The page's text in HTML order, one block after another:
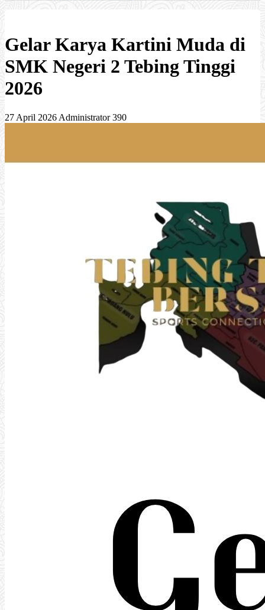
Gelar Karya Kartini Muda di
SMK Negeri 2 Tebing Tinggi
2026
27 April 2026 Administrator 390